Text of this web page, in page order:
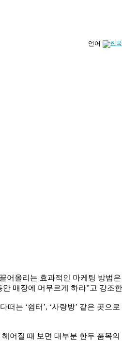
언어
어올리는 효과적인 마케팅 방법
매장에 머무르게 하라”고 강조
는 ‘쉼터’, ‘사랑방’ 같은 곳으
어질 때 보면 대부분 한두 품목